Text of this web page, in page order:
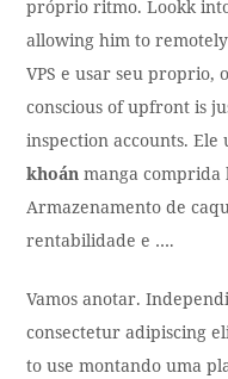
próprio ritmo. Lookk
allowing him to
VPS e usar seu proprio,
conscious of upfront is
inspection accounts. Ele
khoán manga
Armazenamento de
rentabilidade e ….
Vamos anotar.
consectetur adipiscing
to use montando uma